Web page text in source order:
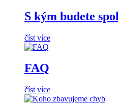
S kým budete
číst více
FAQ
číst více